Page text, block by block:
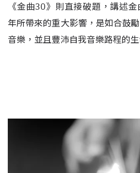
《金曲30》則直接破題，講述
年所帶來的重大影響，是如合鼓
音樂，並且豐沛自我音樂路程的生